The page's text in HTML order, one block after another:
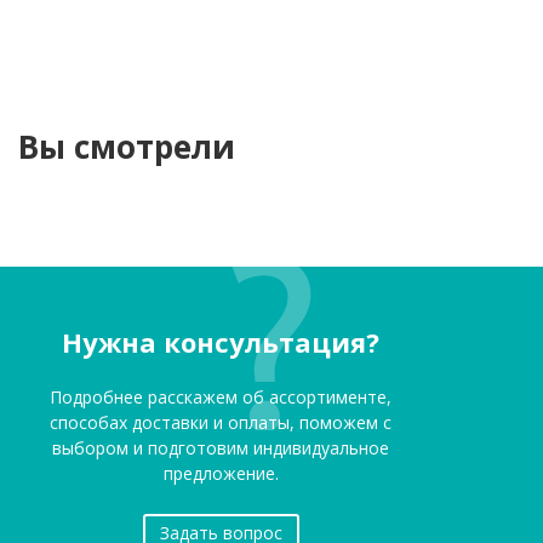
Вы смотрели
Нужна консультация?
Подробнее расскажем об ассортименте,
способах доставки и оплаты, поможем с
выбором и подготовим индивидуальное
предложение.
Задать вопрос